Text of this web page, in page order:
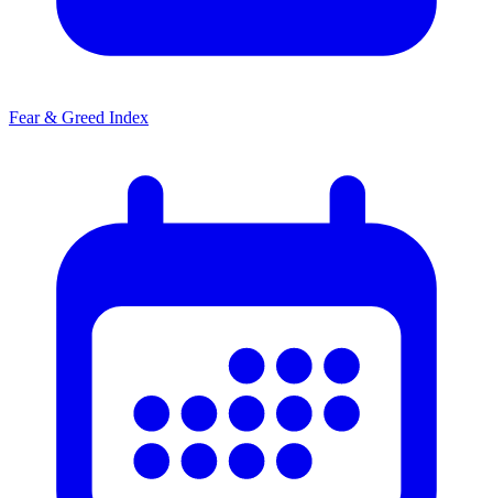
Fear & Greed Index